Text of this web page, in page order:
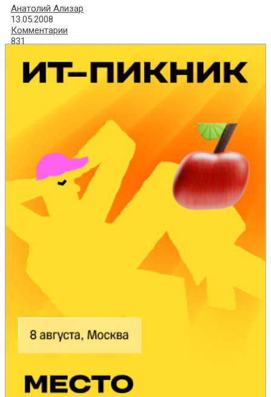
Анатолий Ализар
13.05.2008
Комментарии
831